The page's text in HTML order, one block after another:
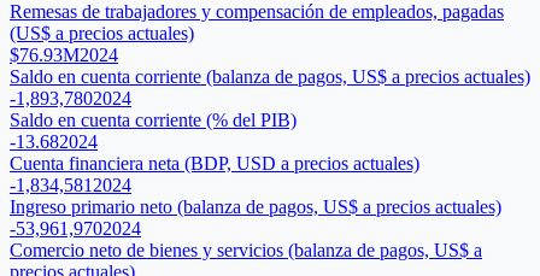
Remesas de trabajadores y compensación de empleados, pagadas
(US$ a precios actuales)
$76.93M2024
Saldo en cuenta corriente (balanza de pagos, US$ a precios actuales)
-1,893,7802024
Saldo en cuenta corriente (% del PIB)
-13.682024
Cuenta financiera neta (BDP, USD a precios actuales)
-1,834,581 2024
Ingreso primario neto (balanza de pagos, US$ a precios actuales)
-53,961,9702024
Comercio neto de bienes y servicios (balanza de pagos, US$ a
precios actuales)